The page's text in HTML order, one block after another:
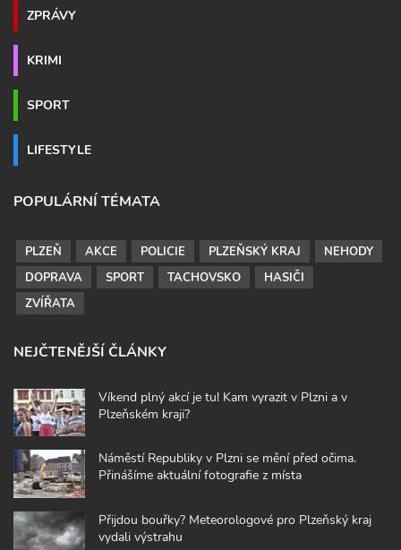
ZPRÁVY
KRIMI
SPORT
LIFESTYLE
POPULÁRNÍ TÉMATA
PLZEŇ AKCE POLICIE PLZEŇSKÝ KRAJ
NEHODY
DOPRAVA
SPORT TACHOVSKO
HASIČI
ZVÍŘATA
NEJČTENĚJŠÍ ČLÁNKY
Víkend plný akcí je tu! Kam vyrazit v Plzni a v
Plzeňském kraji?
Náměstí Republiky v Plzni se mění před očima.
Přinášíme aktuální fotografie z místa
Přijdou bouřky? Meteorologové pro Plzeňský kraj
vydali výstrahu